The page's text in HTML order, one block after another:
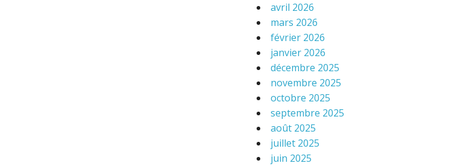
avril 2026
mars 2026
février 2026
janvier 2026
décembre 2025
novembre 2025
octobre 2025
septembre 2025
août 2025
juillet 2025
juin 2025